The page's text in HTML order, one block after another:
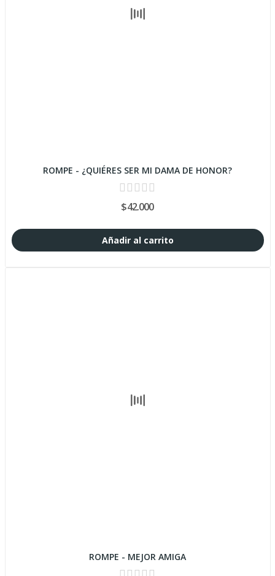
ROMPE - ¿QUIÉRES SER MI DAMA DE HONOR?
$42.000
Añadir al carrito
ROMPE - MEJOR AMIGA